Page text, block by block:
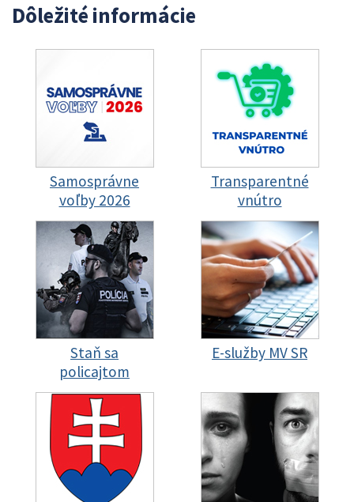
Dôležité informácie
Samosprávne
voľby 2026
Transparentné
vnútro
Staň sa
policajtom
E-služby MV SR